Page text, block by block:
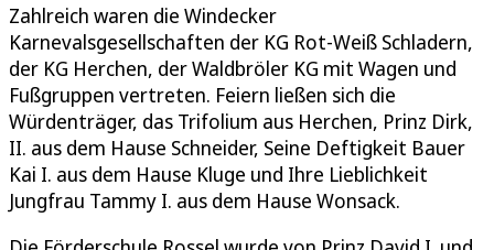
Zahlreich waren die Windecker
Karnevalsgesellschaften der KG Rot-Weiß Schladern,
der KG Herchen, der Waldbröler KG mit Wagen und
Fußgruppen vertreten. Feiern ließen sich die
Würdenträger, das Trifolium aus Herchen, Prinz Dirk,
II. aus dem Hause Schneider, Seine Deftigkeit Bauer
Kai I. aus dem Hause Kluge und Ihre Lieblichkeit
Jungfrau Tammy I. aus dem Hause Wonsack.